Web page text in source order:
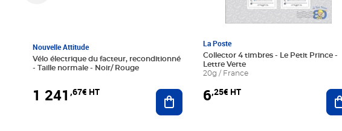
Nouvelle Attitude
Vélo électrique du facteur, reconditionné
- Taille normale - Noir/ Rouge
1 241 ,67€ HT Ajouter au panier
La Poste
Collector 4 timbres - Le Petit Prince -
Lettre Verte
20g / France
6,25€ HT